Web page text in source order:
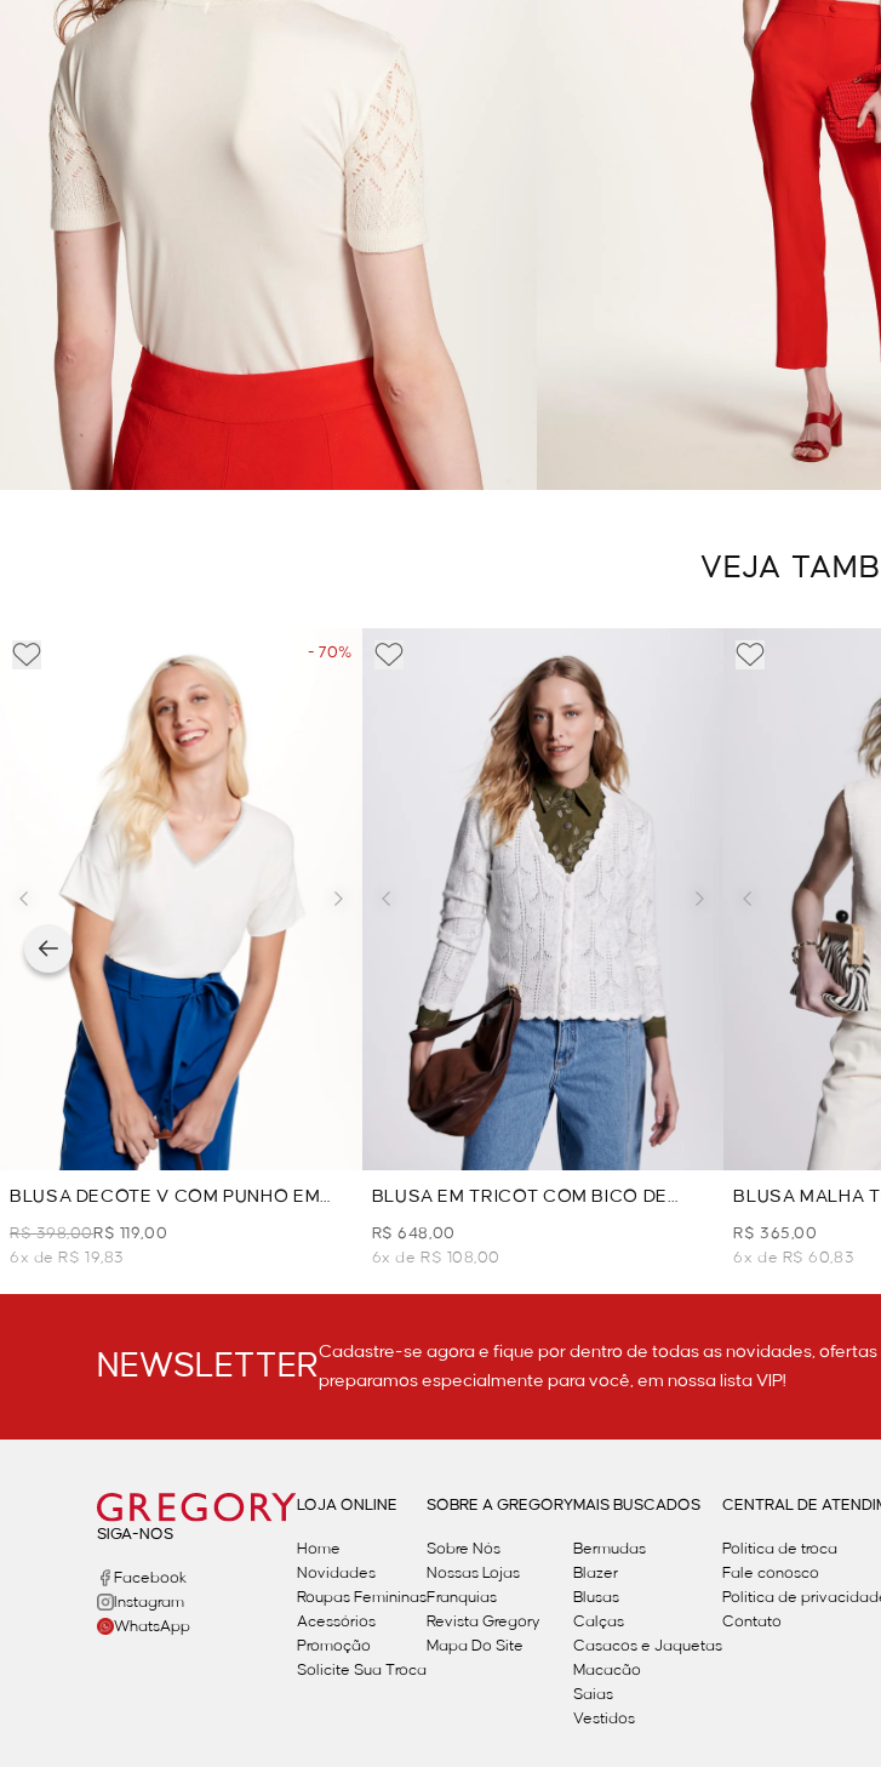
VEJA
- 70%
BLUSA DECOTE V COM PUNHO EM
MALHA TRICOT - OFF WHITE
R$ 398,00R$ 119,00
6x de R$ 19,83
BLUSA EM TRICOT COM BICO DE
TRICOT - OFF WHITE
R$ 648,00
6x de R$ 108,00
BLUSA MALHA
R$ 365,00
6x de R$ 60,83
NEWSLETTERCadastre-se agora e fique por dentro de todas as novidades,
preparamos especialmente para você, em nossa lista VIP!
SIGA-NOS
Facebook
Instagram
WhatsApp
LOJA ONLINE
Home
Novidades
Roupas Femininas
Acessórios
Promoção
Solicite Sua Troca
SOBRE A GREGORY
Sobre Nós
Nossas Lojas
Franquias
Revista Gregory
Mapa Do Site
MAIS BUSCADOS
Bermudas
Blazer
Blusas
Calças
Casacos e Jaquetas
Macacão
Saias
Vestidos
CENTRAL DE
Política de troca
Fale conosco
Politica de
Contato